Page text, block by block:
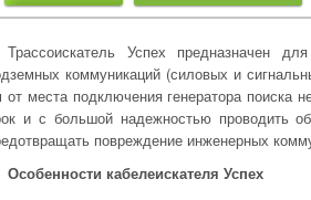
Трассоискатель Успех предназначен
коммуникаций (силовых и
от места подключения генератора поиска
и с большой надежностью проводить
повреждение инженерных
Особенности кабелеискателя Успех